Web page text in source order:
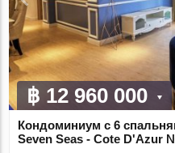
฿ 12 960 000
Кондоминиум с 6
Seven Seas - Cote D'Azur